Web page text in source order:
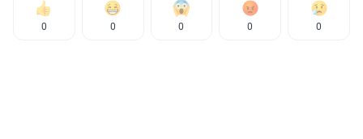
0 0 0 0 0